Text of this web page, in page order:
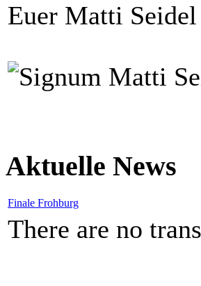
Euer Matti Seidel
Aktuelle News
Finale Frohburg
There are no